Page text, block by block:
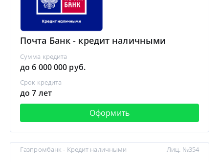
Почта Банк - кредит наличными
Сумма кредита
до 6 000 000 руб.
Срок кредита
до 7 лет
Оформить
Газпромбанк - Кредит наличными Лиц. №354